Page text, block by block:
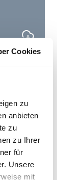
Cookies
zu
anbieten
zu
zu Ihrer
für
Unsere
mit